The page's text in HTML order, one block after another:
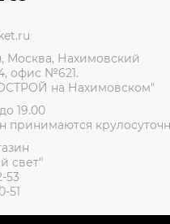
, Москва, Нахимовский
офис №621.
на Нахимовском"
19.00
принимаются
свет"
53
51